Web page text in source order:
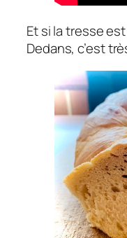
Et si la tresse
Dedans, c’est